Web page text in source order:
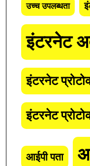
उच्च उपलब्धता
इंटरनेट
इंटरनेट
इंटरनेट
आईपी पता